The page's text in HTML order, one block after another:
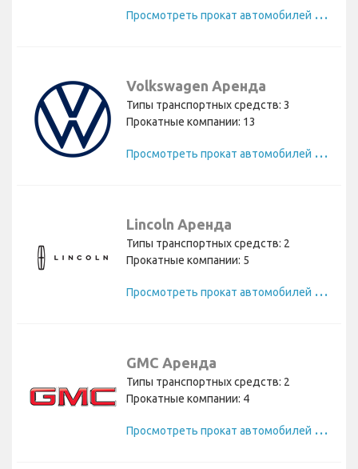
П
росмотреть прокат автомобилей Hyundai
Volkswagen Аренда
Типы транспортных средств: 3
Прокатные компании: 13
П
росмотреть прокат автомобилей Volkswagen
Lincoln Аренда
Типы транспортных средств: 2
Прокатные компании: 5
П
росмотреть прокат автомобилей Lincoln
GMC Аренда
Типы транспортных средств: 2
Прокатные компании: 4
П
росмотреть прокат автомобилей GMC